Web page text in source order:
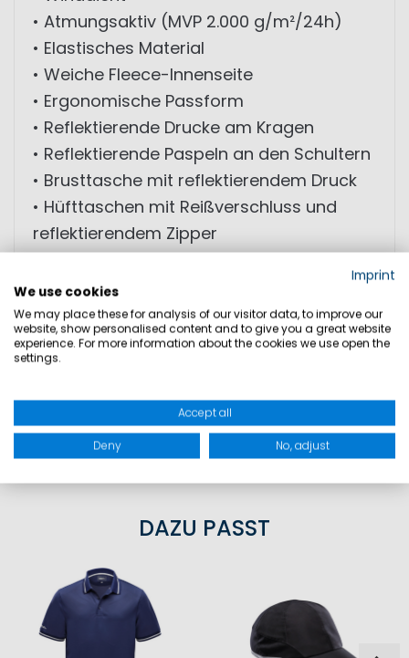
• Atmungsaktiv (MVP 2.000 g/m²/24h)
• Elastisches Material
• Weiche Fleece-Innenseite
• Ergonomische Passform
• Reflektierende Drucke am Kragen
• Reflektierende Paspeln an den Schultern
• Brusttasche mit reflektierendem Druck
• Hüfttaschen mit Reißverschluss und
reflektierendem Zipper
• Dekorativer Innendruck
MATERIAL: 100% Polyester
PRODUKTSICHERHEIT
DAZU PASST
Imprint
We use cookies
We may place these for analysis of our visitor data, to improve our
website, show personalised content and to give you a great website
experience. For more information about the cookies we use open the
settings.
Accept all
Deny No, adjust